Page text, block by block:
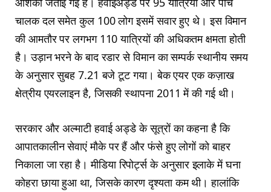
चालक दल समेत कुल 100 लोग इसमें सवार हुए थे। इस विमान
की आमतौर पर लगभग 110 यात्रियों की अधिकतम क्षमता होती
है। उड़ान भरने के बाद रडार से विमान का सम्पर्क स्थानीय समय
के अनुसार सुबह 7.21 बजे टूट गया। बेक एयर एक कज़ाख
क्षेत्रीय एयरलाइन है, जिसकी स्थापना 2011 में की गई थी।
सरकार और अल्माटी हवाई अड्डे के सूत्रों का कहना है कि
आपातकालीन सेवाएं मौके पर हैं और फंसे हुए लोगों को बाहर
निकाला जा रहा है। मीडिया रिपोर्ट्स के अनुसार इलाके में घना
कोहरा छाया हुआ था, जिसके कारण दृश्यता कम थी। हालांकि